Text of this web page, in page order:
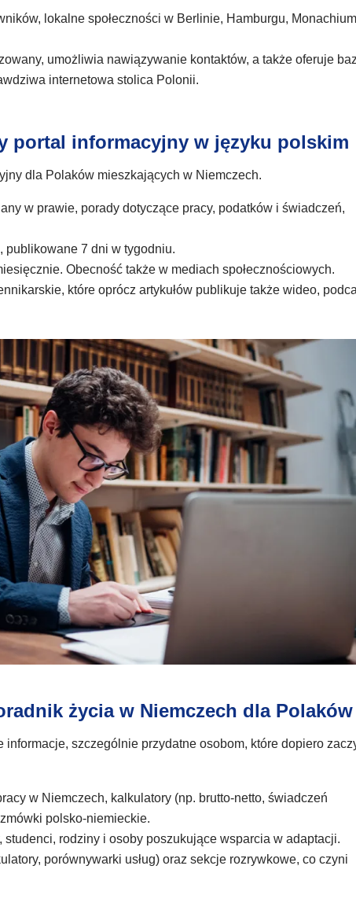
lokalne społeczności w Berlinie, Hamburgu,
umożliwia nawiązywanie kontaktów, a także oferuje
internetowa stolica Polonii.
portal informacyjny w języku polskim
dla Polaków mieszkających w Niemczech.
w prawie, porady dotyczące pracy, podatków i świadczeń,
publikowane 7 dni w tygodniu.
Obecność także w mediach społecznościowych.
które oprócz artykułów publikuje także wideo,
życia w Niemczech dla Polaków
informacje, szczególnie przydatne osobom, które dopiero
w Niemczech, kalkulatory (np. brutto-netto, świadczeń
polsko-niemieckie.
studenci, rodziny i osoby poszukujące wsparcia w adaptacji.
porównywarki usług) oraz sekcje rozrywkowe, co czyni